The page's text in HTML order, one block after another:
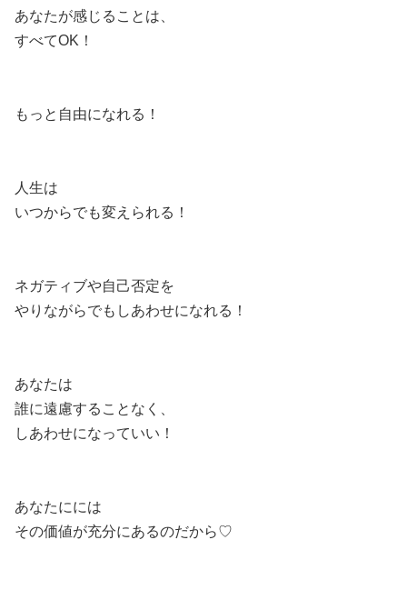
あなたが感じることは、
すべてOK！
もっと自由になれる！
人生は
いつからでも変えられる！
ネガティブや自己否定を
やりながらでもしあわせになれる！
あなたは
誰に遠慮することなく、
しあわせになっていい！
あなたにには
その価値が充分にあるのだから♡